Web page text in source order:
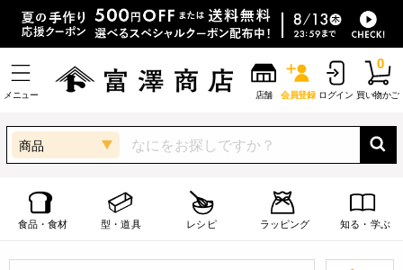
メニュー 店舗 会員登録 ログイン 買い物かご
0
商品
食品・食材 型・道具 レシピ ラッピング 知る・学ぶ